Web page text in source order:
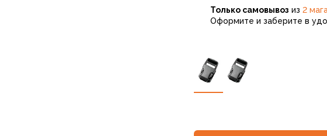
Только самовывоз из 2
Оформите и заберите в